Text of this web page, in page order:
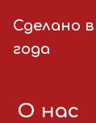
Сделано в
года
О нас